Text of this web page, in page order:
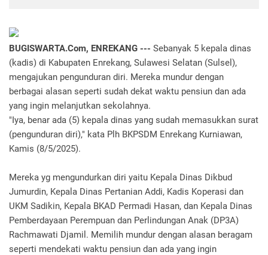
BUGISWARTA.Com, ENREKANG --- Sebanyak 5 kepala dinas
(kadis) di Kabupaten Enrekang, Sulawesi Selatan (Sulsel),
mengajukan pengunduran diri. Mereka mundur dengan
berbagai alasan seperti sudah dekat waktu pensiun dan ada
yang ingin melanjutkan sekolahnya.
"Iya, benar ada (5) kepala dinas yang sudah memasukkan surat
(pengunduran diri)," kata Plh BKPSDM Enrekang Kurniawan,
Kamis (8/5/2025).
Mereka yg mengundurkan diri yaitu Kepala Dinas Dikbud
Jumurdin, Kepala Dinas Pertanian Addi, Kadis Koperasi dan
UKM Sadikin, Kepala BKAD Permadi Hasan, dan Kepala Dinas
Pemberdayaan Perempuan dan Perlindungan Anak (DP3A)
Rachmawati Djamil. Memilih mundur dengan alasan beragam
seperti mendekati waktu pensiun dan ada yang ingin